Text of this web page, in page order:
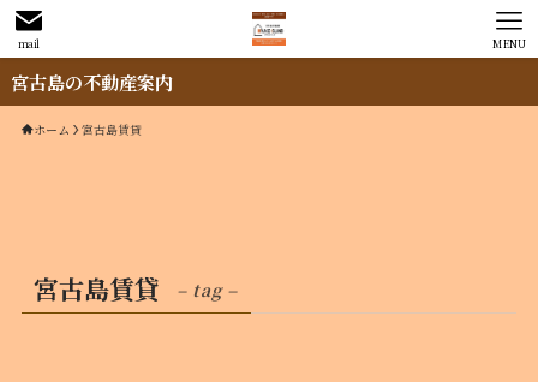
mail MENU
島の不動産案内
ホーム 宮古島賃貸
宮古島賃貸 – tag –